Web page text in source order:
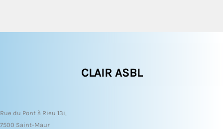
CLAIR ASBL
Rue du Pont à Rieu 13i,
7500 Saint-Maur